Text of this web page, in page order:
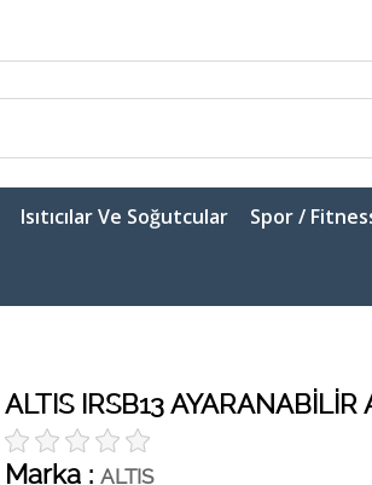
Isıtıcılar Ve Soğutcular Spor /
ALTIS IRSB13 AYARANABİLİR
Marka : ALTIS